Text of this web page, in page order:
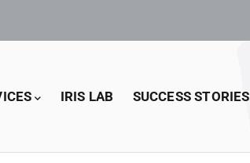
IRIS LAB SUCCESS STORIES